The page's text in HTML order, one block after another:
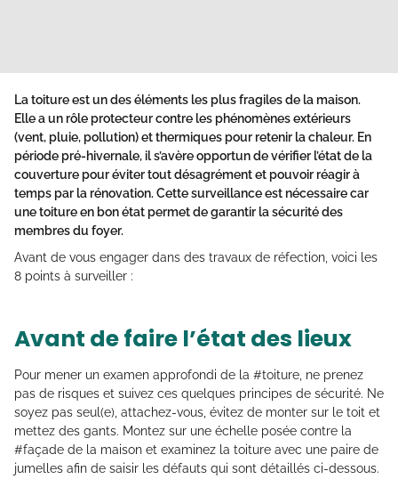
La toiture est un des éléments les plus fragiles de la maison.
Elle a un rôle protecteur contre les phénomènes extérieurs
(vent, pluie, pollution) et thermiques pour retenir la chaleur. En
période pré-hivernale, il s’avère opportun de vérifier l’état de la
couverture pour éviter tout désagrément et pouvoir réagir à
temps par la rénovation. Cette surveillance est nécessaire car
une toiture en bon état permet de garantir la sécurité des
membres du foyer.
Avant de vous engager dans des travaux de réfection, voici les
8 points à surveiller :
Avant de faire l’état des lieux
Pour mener un examen approfondi de la #toiture, ne prenez
pas de risques et suivez ces quelques principes de sécurité. Ne
soyez pas seul(e), attachez-vous, évitez de monter sur le toit et
mettez des gants. Montez sur une échelle posée contre la
#façade de la maison et examinez la toiture avec une paire de
jumelles afin de saisir les défauts qui sont détaillés ci-dessous.